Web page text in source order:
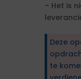
– Het is
Deze
te